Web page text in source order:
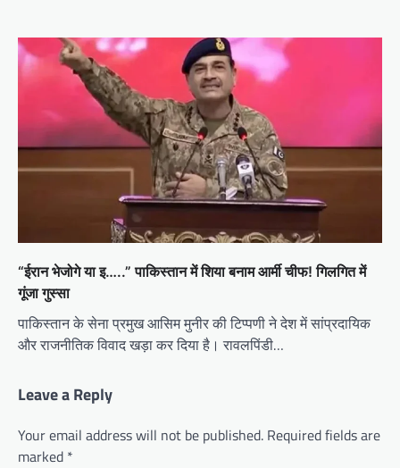
“ईरान भेजोगे या इ…..” पाकिस्तान में शिया बनाम आर्मी चीफ! गिलगित में
गूंजा गुस्सा
पाकिस्तान के सेना प्रमुख आसिम मुनीर की टिप्पणी ने देश में सांप्रदायिक
और राजनीतिक विवाद खड़ा कर दिया है। रावलपिंडी…
Leave a Reply
Your email address will not be published. Required fields are
marked *